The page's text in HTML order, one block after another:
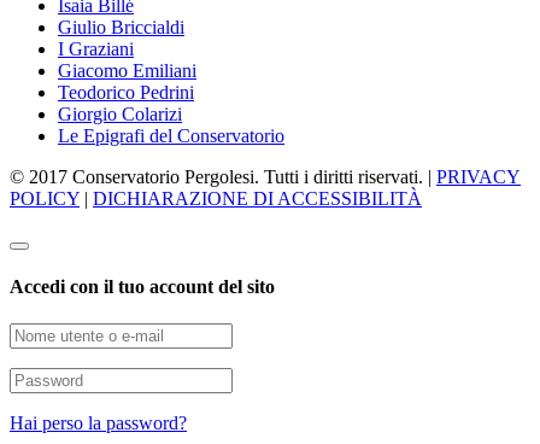
Isaia Billé
Giulio Briccialdi
I Graziani
Giacomo Emiliani
Teodorico Pedrini
Giorgio Colarizi
Le Epigrafi del Conservatorio
© 2017 Conservatorio Pergolesi. Tutti i diritti riservati. | PRIVACY
POLICY | DICHIARAZIONE DI ACCESSIBILITÀ
Accedi con il tuo account del sito
Hai perso la password?